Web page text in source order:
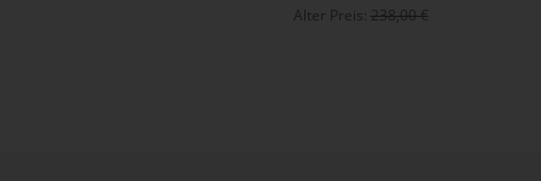
Alter Preis: 238,00 €